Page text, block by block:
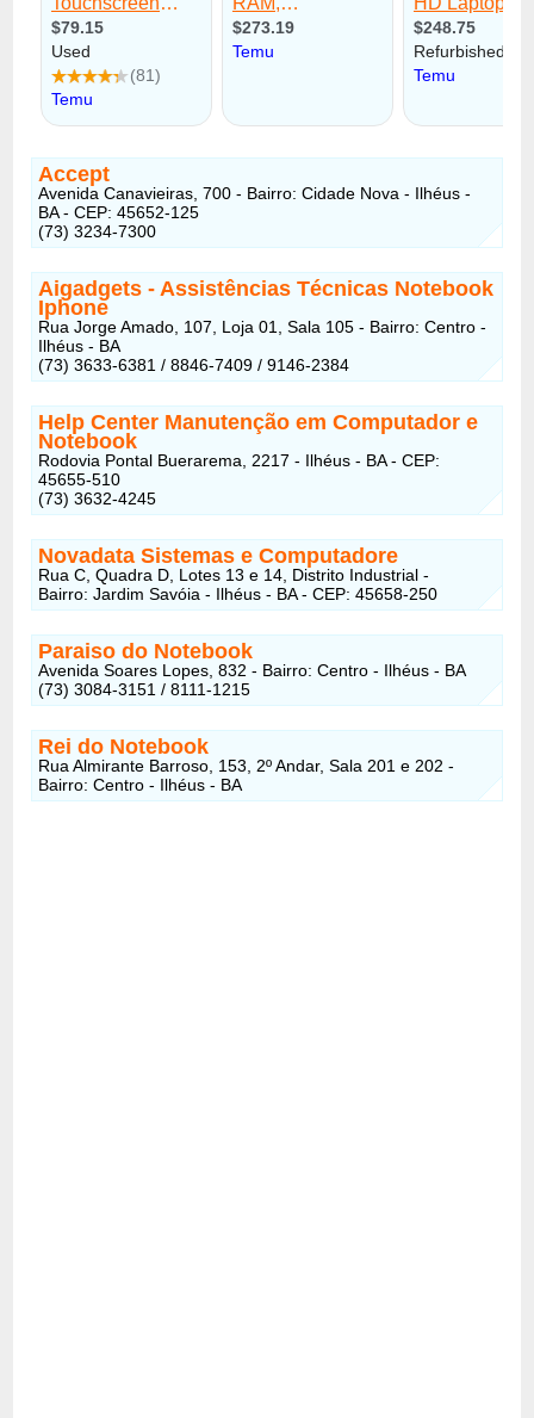
Accept
Avenida Canavieiras, 700 - Bairro: Cidade Nova - Ilhéus -
BA - CEP: 45652-125
(73) 3234-7300
Aigadgets - Assistências Técnicas Notebook
Iphone
Rua Jorge Amado, 107, Loja 01, Sala 105 - Bairro: Centro -
Ilhéus - BA
(73) 3633-6381 / 8846-7409 / 9146-2384
Help Center Manutenção em Computador e
Notebook
Rodovia Pontal Buerarema, 2217 - Ilhéus - BA - CEP:
45655-510
(73) 3632-4245 ‎
Novadata Sistemas e Computadore
Rua C, Quadra D, Lotes 13 e 14, Distrito Industrial -
Bairro: Jardim Savóia - Ilhéus - BA - CEP: 45658-250
Paraiso do Notebook
Avenida Soares Lopes, 832 - Bairro: Centro - Ilhéus - BA
(73) 3084-3151 / 8111-1215
Rei do Notebook
Rua Almirante Barroso, 153, 2º Andar, Sala 201 e 202 -
Bairro: Centro - Ilhéus - BA